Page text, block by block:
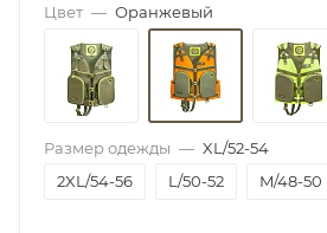
Цвет — Оранжевый
Размер одежды — XL/52-54
2XL/54-56
L/50-52 M/48-50